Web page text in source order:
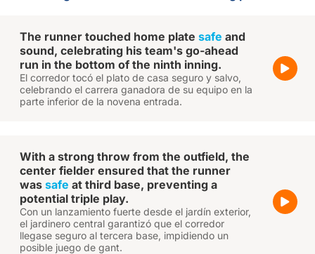
The runner touched home plate safe and
sound, celebrating his team's go-ahead
run in the bottom of the ninth inning.
El corredor tocó el plato de casa seguro y salvo,
celebrando el carrera ganadora de su equipo en la
parte inferior de la novena entrada.
With a strong throw from the outfield, the
center fielder ensured that the runner
was safe at third base, preventing a
potential triple play.
Con un lanzamiento fuerte desde el jardín exterior,
el jardinero central garantizó que el corredor
llegase seguro al tercera base, impidiendo un
posible juego de gant.